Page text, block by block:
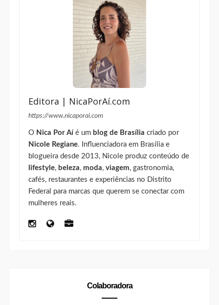
Editora | NicaPorAí.com
https://www.nicaporai.com
O Nica Por Aíé um blog de Brasília criado por
Nicole Regiane. Influenciadora em Brasília e
blogueira desde 2013, Nicole produz conteúdo de
lifestyle, beleza, moda, viagem, gastronomia,
cafés, restaurantes e experiências no Distrito
Federal para marcas que querem se conectar com
mulheres reais.
Colaboradora